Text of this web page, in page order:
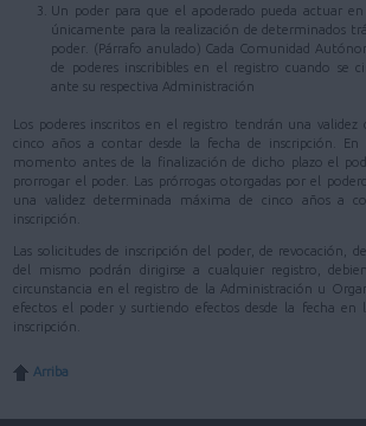
Un poder para que el apoderado pueda actuar
únicamente para la realización de determinados
poder. (Párrafo anulado) Cada Comunidad
de poderes inscribibles en el registro cuando se
ante su respectiva Administración
Los poderes inscritos en el registro tendrán una
cinco años a contar desde la fecha de inscripción.
momento antes de la finalización de dicho plazo el
prorrogar el poder. Las prórrogas otorgadas por el
una validez determinada máxima de cinco años a
inscripción.
Las solicitudes de inscripción del poder, de revocación,
del mismo podrán dirigirse a cualquier registro,
circunstancia en el registro de la Administración u
efectos el poder y surtiendo efectos desde la fecha en
inscripción.
Arriba